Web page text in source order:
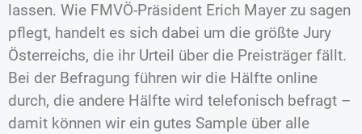
lassen. Wie FMVÖ-Präsident Erich Mayer zu sagen
pflegt, handelt es sich dabei um die größte Jury
Österreichs, die ihr Urteil über die Preisträger fällt.
Bei der Befragung führen wir die Hälfte online
durch, die andere Hälfte wird telefonisch befragt –
damit können wir ein gutes Sample über alle